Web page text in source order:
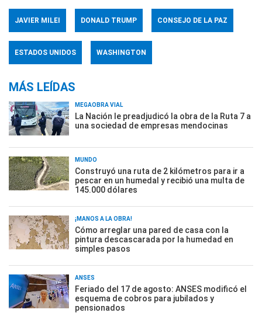
JAVIER MILEI DONALD TRUMP CONSEJO DE LA PAZ
ESTADOS UNIDOS WASHINGTON
MÁS LEÍDAS
MEGAOBRA VIAL
La Nación le preadjudicó la obra de la Ruta 7 a
una sociedad de empresas mendocinas
MUNDO
Construyó una ruta de 2 kilómetros para ir a
pescar en un humedal y recibió una multa de
145.000 dólares
¡MANOS A LA OBRA!
Cómo arreglar una pared de casa con la
pintura descascarada por la humedad en
simples pasos
ANSES
Feriado del 17 de agosto: ANSES modificó el
esquema de cobros para jubilados y
pensionados